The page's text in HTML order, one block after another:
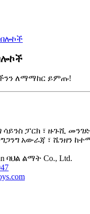
ብሎኮች
ለማማከር ይምጡ!
ሳይንስ ፓርክ ፣ ዙጉሺ
አውራጃ ፣ ሼንዘን
ባህል ልማት Co., Ltd.